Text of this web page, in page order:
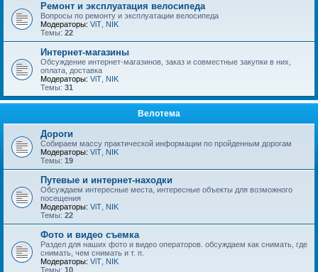
Ремонт и эксплуатация велосипеда
Вопросы по ремонту и эксплуатации велосипеда
Модераторы: ViT NIK
Темы: 22
Интернет-магазины
Обсуждение интернет-магазинов, заказ и совместные закупки в них,
оплата, доставка
Модераторы: ViT NIK
Темы: 31
Велотема
Дороги
Собираем массу практической информации по пройденным дорогам
Модераторы: ViT NIK
Темы: 19
Путевые и интернет-находки
Обсуждаем интересные места, интересные объекты для возможного
посещения
Модераторы: ViT NIK
Темы: 22
Фото и видео съемка
Раздел для наших фото и видео операторов. обсуждаем как снимать, где
снимать, чем снимать и т. п.
Модераторы: ViT NIK
Темы: 10